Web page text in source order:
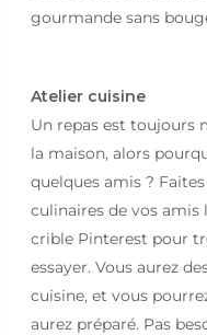
gourmande sans
Atelier cuisine
Un repas est toujours
la maison, alors
quelques amis ?
culinaires de vos amis
crible Pinterest pour
essayer. Vous aurez
cuisine, et vous
aurez préparé. Pas